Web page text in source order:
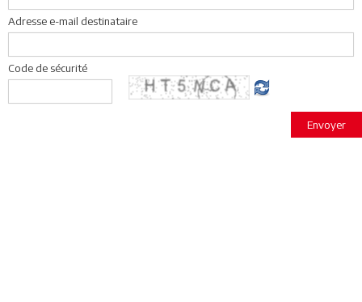
Adresse e-mail destinataire
Code de sécurité
Envoyer